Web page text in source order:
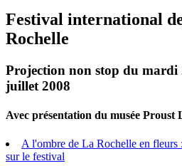
Festival international
Rochelle
Projection non stop du mardi
juillet 2008
Avec présentation du musée Proust
A l'ombre de La Rochelle en
sur le festival